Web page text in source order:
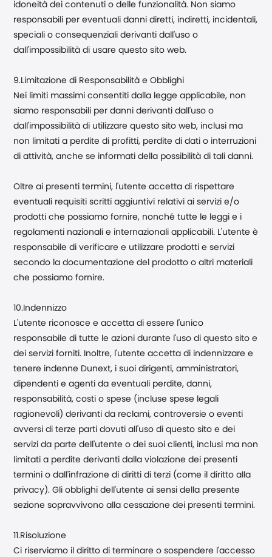
idoneità dei contenuti o delle funzionalità. Non siamo
responsabili per eventuali danni diretti, indiretti, incidentali,
speciali o consequenziali derivanti dall'uso o
dall'impossibilità di usare questo sito web.
9.Limitazione di Responsabilità e Obblighi
Nei limiti massimi consentiti dalla legge applicabile, non
siamo responsabili per danni derivanti dall'uso o
dall'impossibilità di utilizzare questo sito web, inclusi ma
non limitati a perdite di profitti, perdite di dati o interruzioni
di attività, anche se informati della possibilità di tali danni.
Oltre ai presenti termini, l'utente accetta di rispettare
eventuali requisiti scritti aggiuntivi relativi ai servizi e/o
prodotti che possiamo fornire, nonché tutte le leggi e i
regolamenti nazionali e internazionali applicabili. L'utente è
responsabile di verificare e utilizzare prodotti e servizi
secondo la documentazione del prodotto o altri materiali
che possiamo fornire.
10.Indennizzo
L'utente riconosce e accetta di essere l'unico
responsabile di tutte le azioni durante l'uso di questo sito e
dei servizi forniti. Inoltre, l'utente accetta di indennizzare e
tenere indenne Dunext, i suoi dirigenti, amministratori,
dipendenti e agenti da eventuali perdite, danni,
responsabilità, costi o spese (incluse spese legali
ragionevoli) derivanti da reclami, controversie o eventi
avversi di terze parti dovuti all'uso di questo sito e dei
servizi da parte dell'utente o dei suoi clienti, inclusi ma non
limitati a perdite derivanti dalla violazione dei presenti
termini o dall'infrazione di diritti di terzi (come il diritto alla
privacy). Gli obblighi dell'utente ai sensi della presente
sezione sopravvivono alla cessazione dei presenti termini.
11.Risoluzione
Ci riserviamo il diritto di terminare o sospendere l'accesso